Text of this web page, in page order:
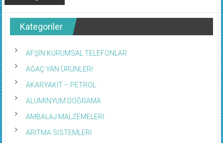
Kategoriler
AFŞİN KURUMSAL TELEFONLAR
AĞAÇ YAN ÜRÜNLERİ
AKARYAKIT – PETROL
ALÜMİNYUM DOĞRAMA
AMBALAJ MALZEMELERİ
ARITMA SİSTEMLERİ